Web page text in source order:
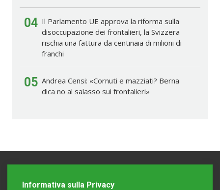
04 Il Parlamento UE approva la riforma sulla
disoccupazione dei frontalieri, la Svizzera
rischia una fattura da centinaia di milioni di
franchi
05 Andrea Censi: «Cornuti e mazziati? Berna
dica no al salasso sui frontalieri»
Informativa sulla Privacy